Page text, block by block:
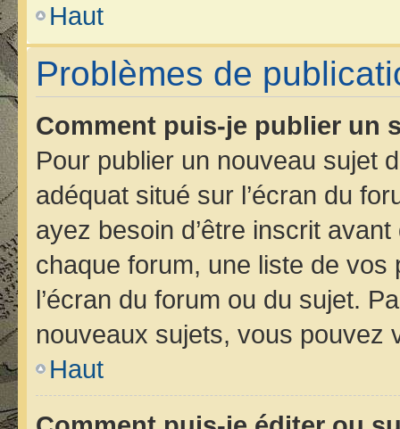
Haut
Problèmes de
Comment puis-je publier un
Pour publier un nouveau sujet
adéquat situé sur l’écran du
ayez besoin d’être inscrit
chaque forum, une liste de
l’écran du forum ou du sujet.
nouveaux sujets, vous pouvez
Haut